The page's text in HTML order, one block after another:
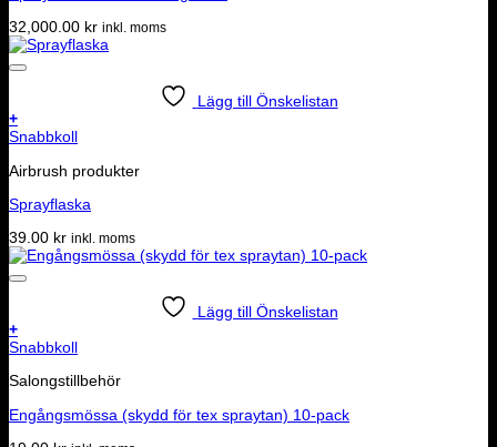
32,000.00 kr inkl. moms
Lägg till Önskelistan
+
Snabbkoll
Airbrush produkter
Sprayflaska
39.00 kr inkl. moms
Lägg till Önskelistan
+
Snabbkoll
Salongstillbehör
Engångsmössa (skydd för tex spraytan) 10-pack